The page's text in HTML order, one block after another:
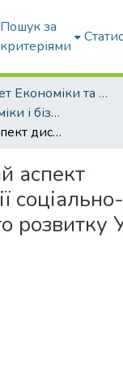
Пошук за
критеріями
Факультет Економіки та бізнесу
Кафедра Економіки і бізнесу
Регіональний аспект диспропорції соціально-економічного розвитку України
аспект
соціально-
розвитку